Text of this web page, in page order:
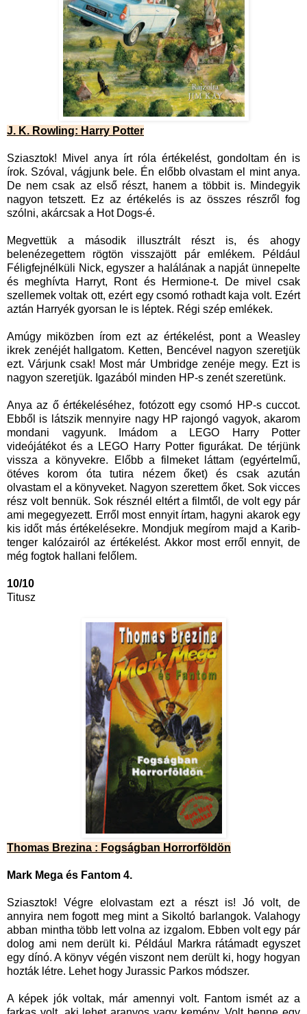
J. K. Rowling: Harry Potter
Sziasztok! Mivel anya írt róla értékelést, gondoltam én is
írok. Szóval, vágjunk bele. Én előbb olvastam el mint anya.
De nem csak az első részt, hanem a többit is. Mindegyik
nagyon tetszett. Ez az értékelés is az összes részről fog
szólni, akárcsak a Hot Dogs-é.
Megvettük a második illusztrált részt is, és ahogy
belenézegettem rögtön visszajött pár emlékem. Például
Féligfejnélküli Nick, egyszer a halálának a napját ünnepelte
és meghívta Harryt, Ront és Hermione-t. De mivel csak
szellemek voltak ott, ezért egy csomó rothadt kaja volt. Ezért
aztán Harryék gyorsan le is léptek. Régi szép emlékek.
Amúgy miközben írom ezt az értékelést, pont a Weasley
ikrek zenéjét hallgatom. Ketten, Bencével nagyon szeretjük
ezt. Várjunk csak! Most már Umbridge zenéje megy. Ezt is
nagyon szeretjük. Igazából minden HP-s zenét szeretünk.
Anya az ő értékeléséhez, fotózott egy csomó HP-s cuccot.
Ebből is látszik mennyire nagy HP rajongó vagyok, akarom
mondani vagyunk. Imádom a LEGO Harry Potter
videójátékot és a LEGO Harry Potter figurákat. De térjünk
vissza a könyvekre. Előbb a filmeket láttam (egyértelmű,
ötéves korom óta tutira nézem őket) és csak azután
olvastam el a könyveket. Nagyon szerettem őket. Sok vicces
rész volt bennük. Sok résznél eltért a filmtől, de volt egy pár
ami megegyezett. Erről most ennyit írtam, hagyni akarok egy
kis időt más értékelésekre. Mondjuk megírom majd a Karib-
tenger kalózairól az értékelést. Akkor most erről ennyit, de
még fogtok hallani felőlem.
10/10
Titusz
Thomas Brezina : Fogságban Horrorföldön
Mark Mega és Fantom 4.
Sziasztok! Végre elolvastam ezt a részt is! Jó volt, de
annyira nem fogott meg mint a Sikoltó barlangok. Valahogy
abban mintha több lett volna az izgalom. Ebben volt egy pár
dolog ami nem derült ki. Például Markra rátámadt egyszet
egy dínó. A könyv végén viszont nem derült ki, hogy hogyan
hozták létre. Lehet hogy Jurassic Parkos módszer.
A képek jók voltak, már amennyi volt. Fantom ismét az a